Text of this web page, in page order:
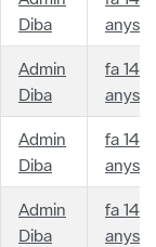
Diba
anys
Admin
Diba
fa 14
anys
Admin
Diba
fa 14
anys
Admin
Diba
fa 14
anys